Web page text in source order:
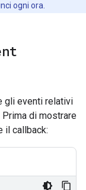
ogni ora.
gli eventi relativi
Prima di mostrare
il callback: